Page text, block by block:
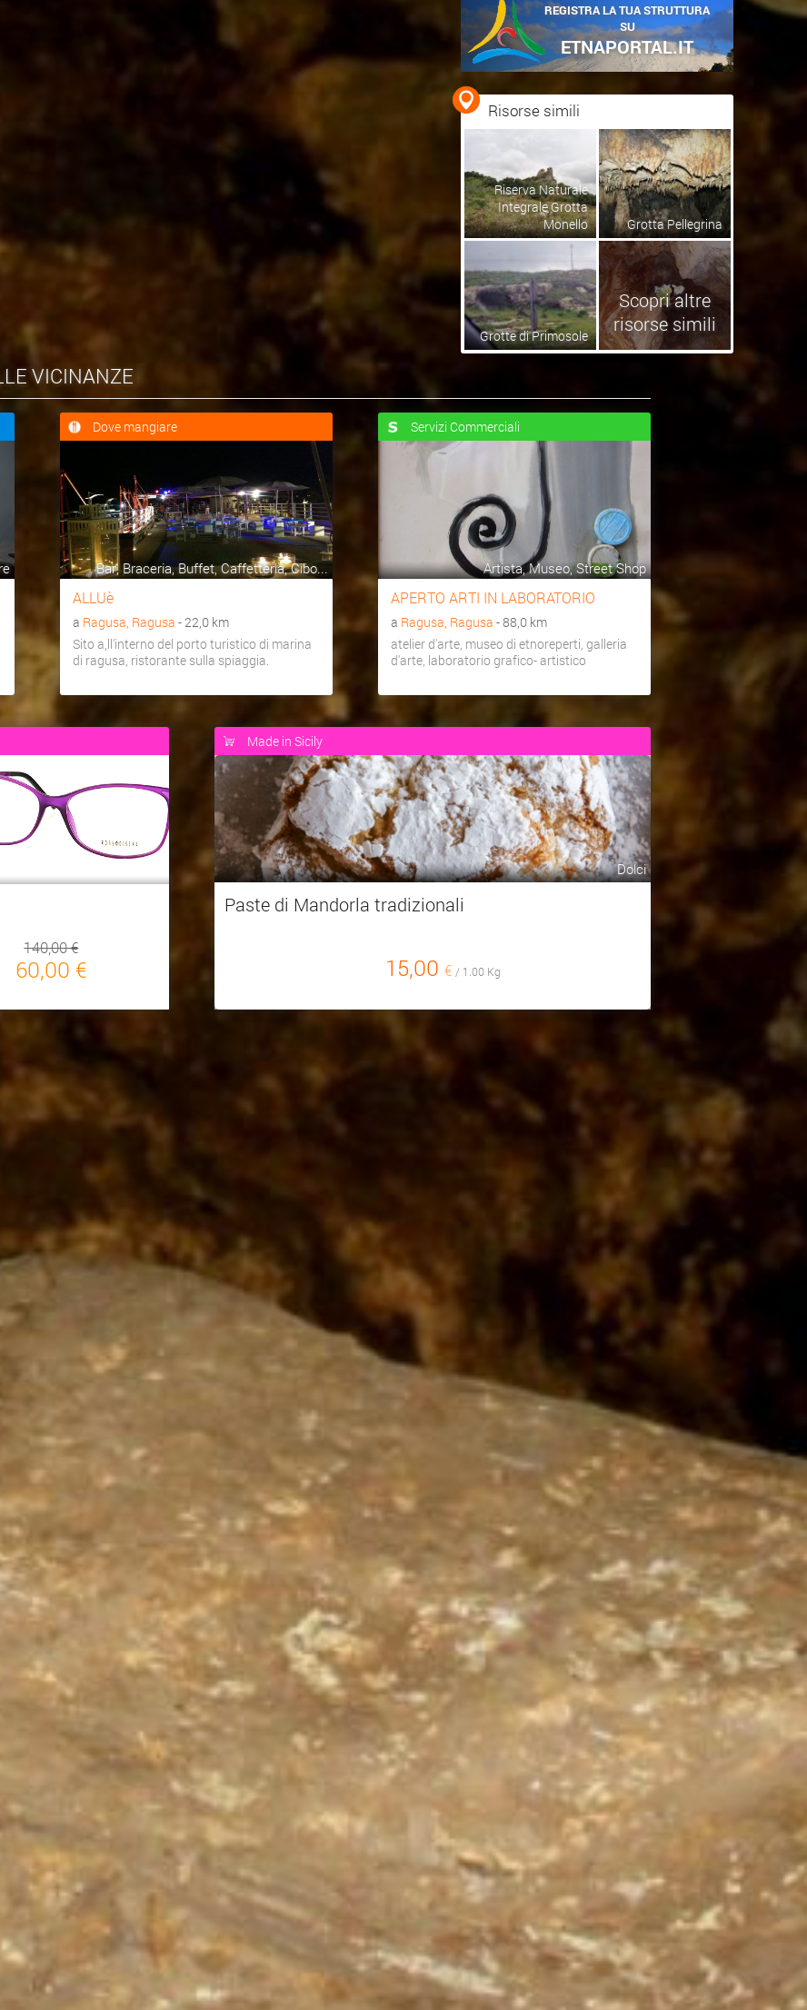
REGISTRA LA TUA STRUTTURA
SU
ETNAPORTAL.IT
Risorse simili
Riserva Naturale
Integrale Grotta
Monello
Grotta Pellegrina
Grotte di Primosole
Scopri altre
risorse simili
VICINANZE
Dove mangiare
Bar, Braceria, Buffet, Caffetteria, Cibo...
ALLUè
a Ragusa, Ragusa - 22,0 km
Sito a,ll'interno del porto turistico di marina
di ragusa, ristorante sulla spiaggia.
Servizi Commerciali
Artista, Museo, Street Shop
APERTO ARTI IN LABORATORIO
a Ragusa, Ragusa - 88,0 km
atelier d'arte, museo di etnoreperti, galleria
d'arte, laboratorio grafico- artistico
140,00 €
60,00 €
Made in Sicily
Dolci
Paste di Mandorla tradizionali
15,00 € / 1.00 Kg